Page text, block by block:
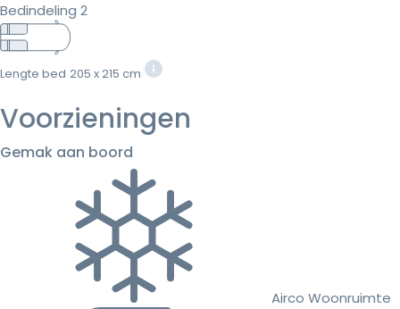
Bedindeling 2
Lengte bed 205 x 215 cm
Voorzieningen
Gemak aan boord
Airco Woonruimte